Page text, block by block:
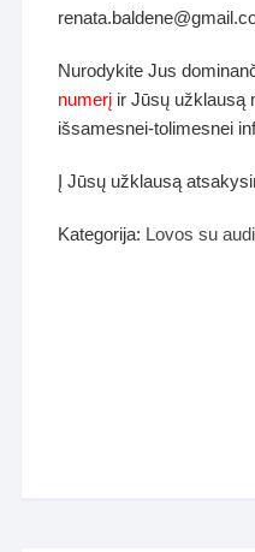
Nurodykite Jus
numerį ir Jūsų užklausą
išsamesnei-tolimesnei
Į Jūsų užklausą
Kategorija: Lovos su